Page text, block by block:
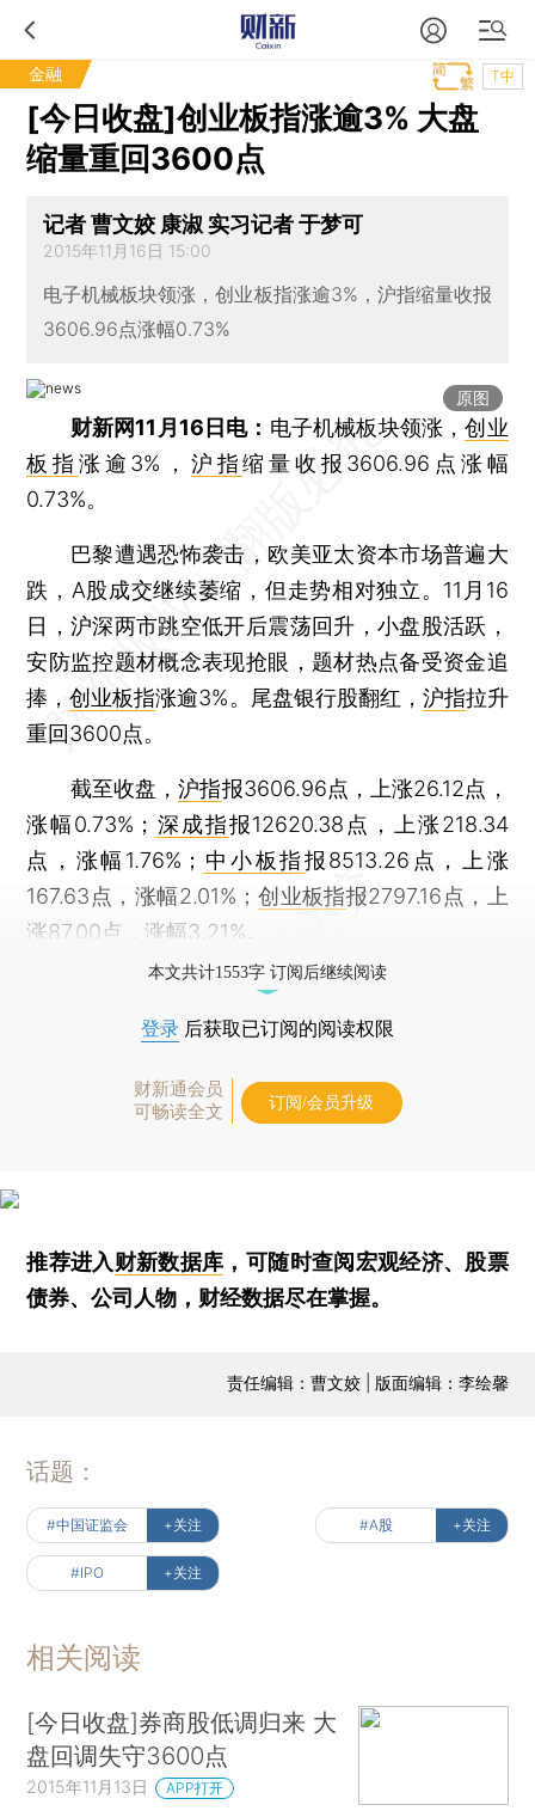
金融 T中
[今日收盘]创业板指涨逾3% 大盘
缩量重回3600点
记者 曹文姣 康淑 实习记者 于梦可
2015年11月16日 15:00
电子机械板块领涨，创业板指涨逾3%，沪指缩量收报
3606.96点涨幅0.73%
原图
财新网11月16日电： 电子机械板块领涨，创业
板指 涨逾3%， 沪指缩量收报3606.96点涨幅
0.73%。
巴黎遭遇恐怖袭击，欧美亚太资本市场普遍大
跌，A股成交继续萎缩，但走势相对独立。11月16
日，沪深两市跳空低开后震荡回升，小盘股活跃，
安防监控题材概念表现抢眼，题材热点备受资金追
捧，创业板指涨逾3%。尾盘银行股翻红， 沪指拉升
重回3600点。
截至收盘，沪指报3606.96点，上涨26.12点，
涨幅0.73%； 深成指报12620.38点，上涨218.34
点，涨幅1.76%； 中小板指报8513.26点，上涨
167.63点，涨幅2.01%； 创业板指报2797.16点，上
涨87.00点，涨幅3.21%。
本文共计1553字 订阅后继续阅读
登录 后获取已订阅的阅读权限
财新通会员
可畅读全文
订阅/会员升级
推荐进入财新数据库 ，可随时查阅宏观经济、股票
债券、公司人物，财经数据尽在掌握。
责任编辑：曹文姣 | 版面编辑：李绘馨
话题：
#中国证监会 +关注 #A股 +关注
#IPO +关注
相关阅读
[今日收盘]券商股低调归来 大
盘回调失守3600点
2015年11月13日 APP打开